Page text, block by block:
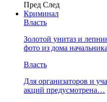
Пред След
Криминал
Власть
​Золотой унитаз и
фото из дома
Власть
Для организаторов и
акций предусмотрена…